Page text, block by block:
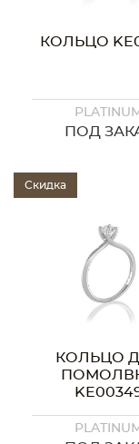
КОЛЬЦО
ПОД
Скидка
КОЛЬЦО